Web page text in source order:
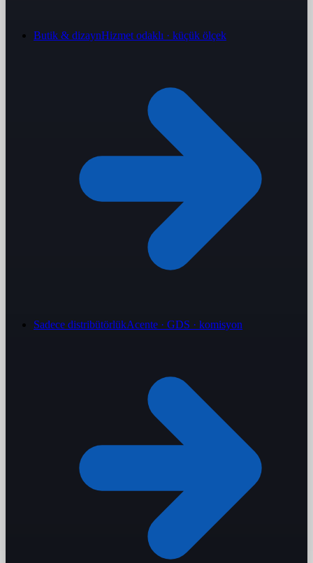
Butik & dizaynHizmet odaklı · küçük ölçek
Sadece distribütörlükAcente · GDS · komisyon